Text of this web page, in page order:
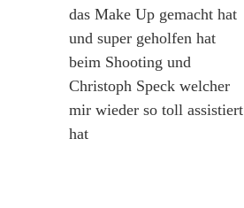
das Make Up gemacht hat
und super geholfen hat
beim Shooting und
Christoph Speck welcher
mir wieder so toll assistiert
hat